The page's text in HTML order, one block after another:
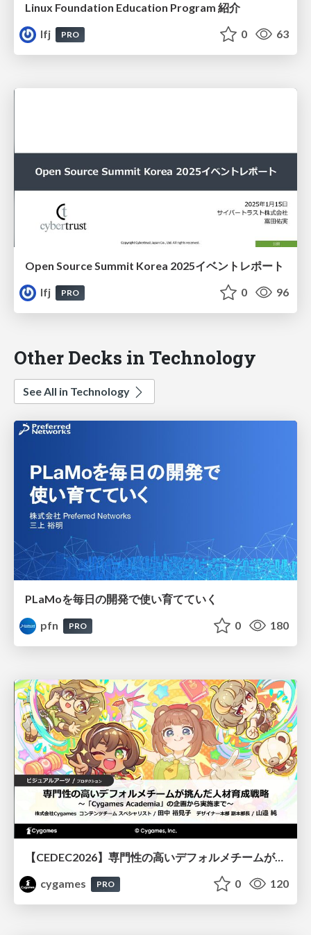
Linux Foundation Education Program 紹介
lfj
PRO 0 63
Open Source Summit Korea 2025イベントレポート
lfj
PRO 0 96
Other Decks in Technology
See All in Technology
PLaMoを毎日の開発で使い育てていく
pfn
PRO 0 180
【CEDEC2026】専門性の高いデフォルメチームが挑んだ人材育成戦略 〜Cygames Academiaの企画から実施まで〜
cygames
PRO 0 120